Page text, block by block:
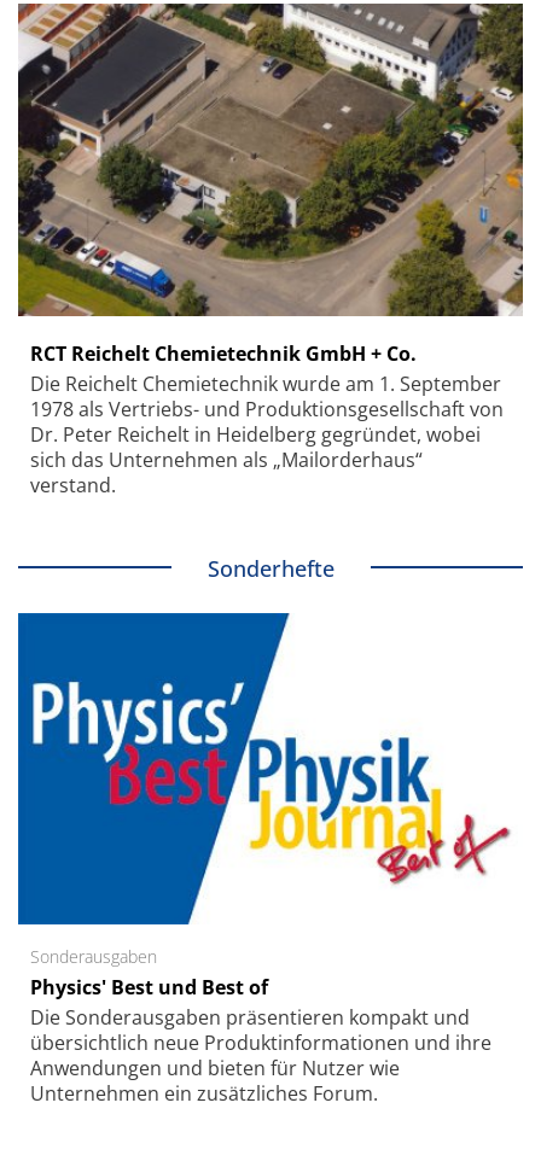
RCT Reichelt Chemietechnik GmbH + Co.
Die Reichelt Chemietechnik wurde am 1. September
1978 als Vertriebs- und Produktionsgesellschaft von
Dr. Peter Reichelt in Heidelberg gegründet, wobei
sich das Unternehmen als „Mailorderhaus“
verstand.
Sonderhefte
Sonderausgaben
Physics' Best und Best of
Die Sonder­ausgaben präsentieren kompakt und
übersichtlich neue Produkt­informationen und ihre
Anwendungen und bieten für Nutzer wie
Unternehmen ein zusätzliches Forum.